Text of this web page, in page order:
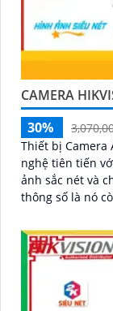
CAMERA
30%
Thiết bị Camera
nghệ tiên tiến
ảnh sắc nét và chất lượng
thông số là nó